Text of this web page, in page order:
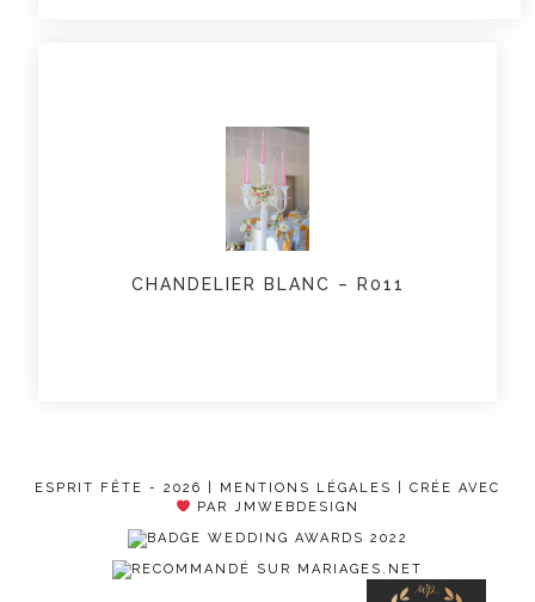
CHANDELIER BLANC – R011
ESPRIT FÊTE - 2026 | MENTIONS LÉGALES
| CRÉE AVEC
PAR JMWEBDESIGN